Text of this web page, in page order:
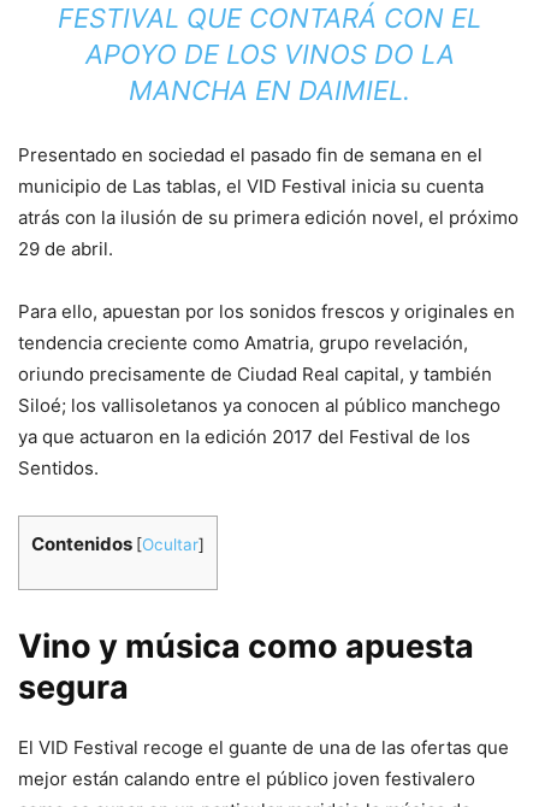
FESTIVAL QUE CONTARÁ CON EL
APOYO DE LOS VINOS DO LA
MANCHA EN DAIMIEL.
Presentado en sociedad el pasado fin de semana en el
municipio de Las tablas, el VID Festival inicia su cuenta
atrás con la ilusión de su primera edición novel, el próximo
29 de abril.
Para ello, apuestan por los sonidos frescos y originales en
tendencia creciente como Amatria, grupo revelación,
oriundo precisamente de Ciudad Real capital, y también
Siloé; los vallisoletanos ya conocen al público manchego
ya que actuaron en la edición 2017 del Festival de los
Sentidos.
Contenidos [Ocultar]
Vino y música como apuesta
segura
El VID Festival recoge el guante de una de las ofertas que
mejor están calando entre el público joven festivalero